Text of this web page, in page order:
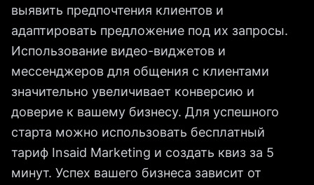
выявить предпочтения клиентов и
адаптировать предложение под их запросы.
Использование видео-виджетов и
мессенджеров для общения с клиентами
значительно увеличивает конверсию и
доверие к вашему бизнесу. Для успешного
старта можно использовать бесплатный
тариф Insaid Marketing и создать квиз за 5
минут. Успех вашего бизнеса зависит от